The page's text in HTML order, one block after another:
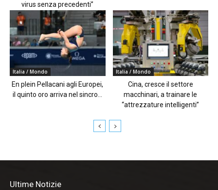
virus senza precedenti”
Italia / Mondo
En plein Pellacani agli Europei,
il quinto oro arriva nel sincro...
Italia / Mondo
Cina, cresce il settore
macchinari, a trainare le
“attrezzature intelligenti”
Ultime Notizie